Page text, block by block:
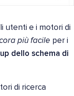
utenti e i motori di
più facile per i
dello schema di
di ricerca